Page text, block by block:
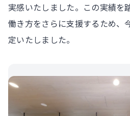
実感いたしました。この実績を
働き方をさらに支援するため、
定いたしました。